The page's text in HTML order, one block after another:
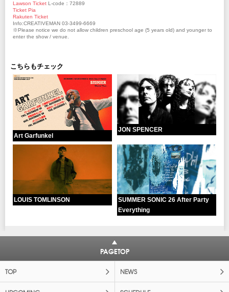
Lawson Ticket L-code：72889
Ticket Pia
Rakuten Ticket
Info:CREATIVEMAN 03-3499-6669
※Please notice we do not allow children preschool age (5 years old) and younger to
enter the show / venue.
こちらもチェック
Art Garfunkel
JON SPENCER
LOUIS TOMLINSON
SUMMER SONIC 26 After Party
Everything
PAGETOP
TOP NEWS